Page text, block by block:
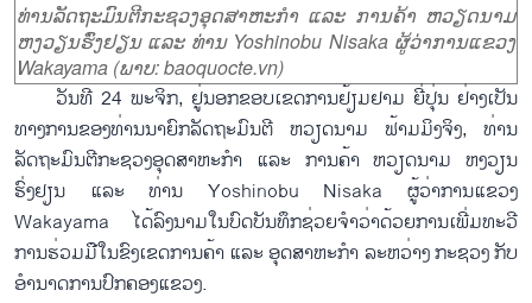
ທ່ານລັດຖະມົນຕີກະຊວງອຸດສາຫະກຳ ແລະ ການຄ້າ ຫວຽດນາມ
ຫງວຽນຮົ່ງຢຽນ ແລະ ທ່ານ Yoshinobu Nisaka ຜູ້ວ່າການແຂວງ
Wakayama (ພາບ: baoquocte.vn)
ວັນທີ 24 ພະຈິກ, ຢູ່ນອກຂອບເຂດການຢ້ຽມຢາມ ຍີ່ປຸ່ນ ຢ່າງເປັນ
ທາງການຂອງທ່ານນາຍົກລັດຖະມົນຕີ ຫວຽດນາມ ຟ້າມມິງຈິງ, ທ່ານ
ລັດຖະມົນຕີກະຊວງອຸດສາຫະກຳ ແລະ ການຄ້າ ຫວຽດນາມ ຫງວຽນ
ຮົ່ງຢຽນ ແລະ ທ່ານ Yoshinobu Nisaka ຜູ້ວ່າການແຂວງ
Wakayama ໄດ້ລົງນາມໃນບົດບັນທຶກຊ່ວຍຈຳວ່າດ້ວຍການເພີ່ມທະວີ
ການຮ່ວມມືໃນຂົງເຂດການຄ້າ ແລະ ອຸດສາຫະກຳ ລະຫວ່າງ ກະຊວງ ກັບ
ອຳນາດການປົກຄອງແຂວງ.